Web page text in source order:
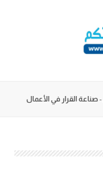
- صناعة القرار في الأعمال